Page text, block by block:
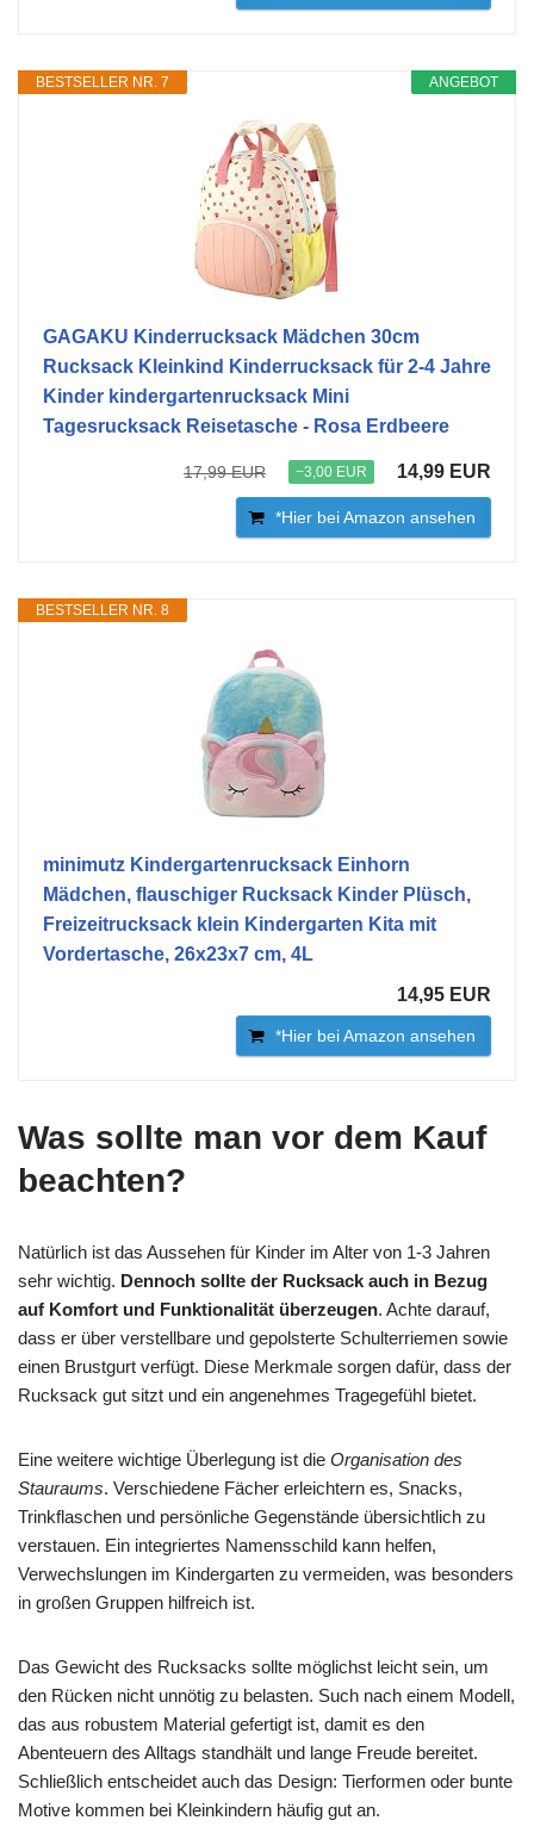
ANGEBOT
BESTSELLER NR. 7
GAGAKU Kinderrucksack Mädchen 30cm
Rucksack Kleinkind Kinderrucksack für 2-4 Jahre
Kinder kindergartenrucksack Mini
Tagesrucksack Reisetasche - Rosa Erdbeere
17,99 EUR −3,00 EUR 14,99 EUR
*Hier bei Amazon ansehen
BESTSELLER NR. 8
minimutz Kindergartenrucksack Einhorn
Mädchen, flauschiger Rucksack Kinder Plüsch,
Freizeitrucksack klein Kindergarten Kita mit
Vordertasche, 26x23x7 cm, 4L
14,95 EUR
*Hier bei Amazon ansehen
Was sollte man vor dem Kauf
beachten?
Natürlich ist das Aussehen für Kinder im Alter von 1-3 Jahren
sehr wichtig. Dennoch sollte der Rucksack auch in Bezug
auf Komfort und Funktionalität überzeugen. Achte darauf,
dass er über verstellbare und gepolsterte Schulterriemen sowie
einen Brustgurt verfügt. Diese Merkmale sorgen dafür, dass der
Rucksack gut sitzt und ein angenehmes Tragegefühl bietet.
Eine weitere wichtige Überlegung ist die Organisation des
Stauraums. Verschiedene Fächer erleichtern es, Snacks,
Trinkflaschen und persönliche Gegenstände übersichtlich zu
verstauen. Ein integriertes Namensschild kann helfen,
Verwechslungen im Kindergarten zu vermeiden, was besonders
in großen Gruppen hilfreich ist.
Das Gewicht des Rucksacks sollte möglichst leicht sein, um
den Rücken nicht unnötig zu belasten. Such nach einem Modell,
das aus robustem Material gefertigt ist, damit es den
Abenteuern des Alltags standhält und lange Freude bereitet.
Schließlich entscheidet auch das Design: Tierformen oder bunte
Motive kommen bei Kleinkindern häufig gut an.